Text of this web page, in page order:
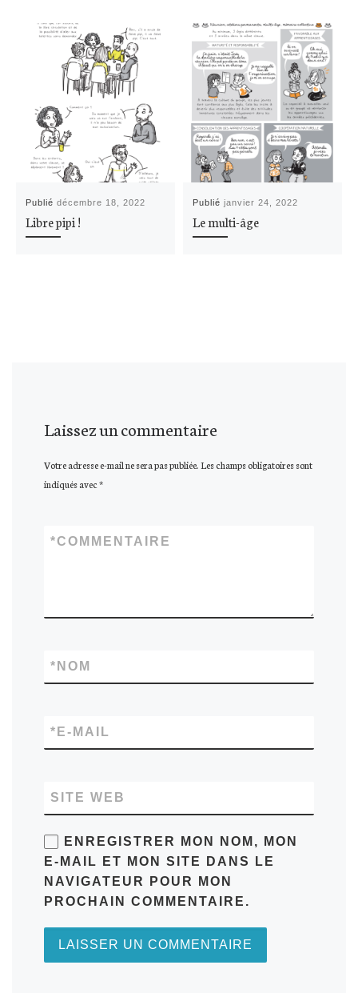
Publiédécembre 18, 2022
Libre pipi !
Publiéjanvier 24, 2022
Le multi-âge
Laissez un commentaire
Votre adresse e-mail ne sera pas publiée.Les champs obligatoires sont
indiqués avec*
COMMENTAIRE
*
NOM
*
E-MAIL
*
SITE WEB
ENREGISTRER MON NOM, MON
E-MAIL ET MON SITE DANS LE
NAVIGATEUR POUR MON
PROCHAIN COMMENTAIRE.